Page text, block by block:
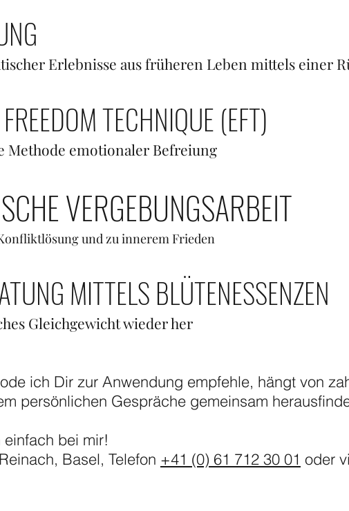
Erlebnisse aus früheren Leben mittels einer
TECHNIQUE (EFT)
Methode emotionaler Befreiung
VERGEBUNGSARBEIT
und zu innerem Frieden
MITTELS BLÜTENESSENZEN
Gleichgewicht wieder her
ich Dir zur Anwendung empfehle, hängt von
persönlichen Gespräche gemeinsam
bei mir!
Basel, Telefon +41 (0) 61 712 30 01 oder